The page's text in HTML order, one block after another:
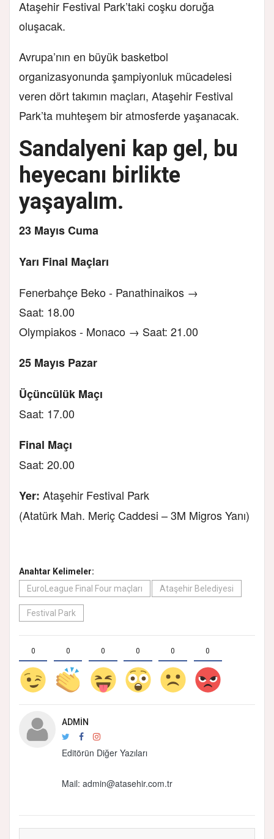
Ataşehir Festival Park’taki coşku doruğa
oluşacak.
Avrupa’nın en büyük basketbol
organizasyonunda şampiyonluk mücadelesi
veren dört takımın maçları, Ataşehir Festival
Park’ta muhteşem bir atmosferde yaşanacak.
Sandalyeni kap gel, bu
heyecanı birlikte
yaşayalım.
23 Mayıs Cuma
Yarı Final Maçları
Fenerbahçe Beko - Panathinaikos →
Saat: 18.00
Olympiakos - Monaco → Saat: 21.00
25 Mayıs Pazar
Üçüncülük Maçı
Saat: 17.00
Final Maçı
Saat: 20.00
Yer: Ataşehir Festival Park
(Atatürk Mah. Meriç Caddesi – 3M Migros Yanı)
Anahtar Kelimeler:
EuroLeague Final Four maçları
Ataşehir Belediyesi
Festival Park
0 0 0 0 0 0
ADMIN
Editörün Diğer Yazıları
Mail: admin@atasehir.com.tr